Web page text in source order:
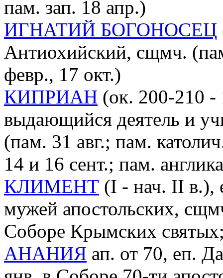
пам. зап. 18 апр.)
ИГНАТИЙ БОГОНОСЕЦ
Антиохийский, сщмч.
февр., 17 окт.)
КИПРИАН (ок. 200-210 -
выдающийся деятель и
(пам. 31 авг.; пам.
14 и 16 сент.; пам.
КЛИМЕНТ (I - нач. II в.),
мужей апостольских,
Соборе Крымских
АНАНИЯ ап. от 70, еп.